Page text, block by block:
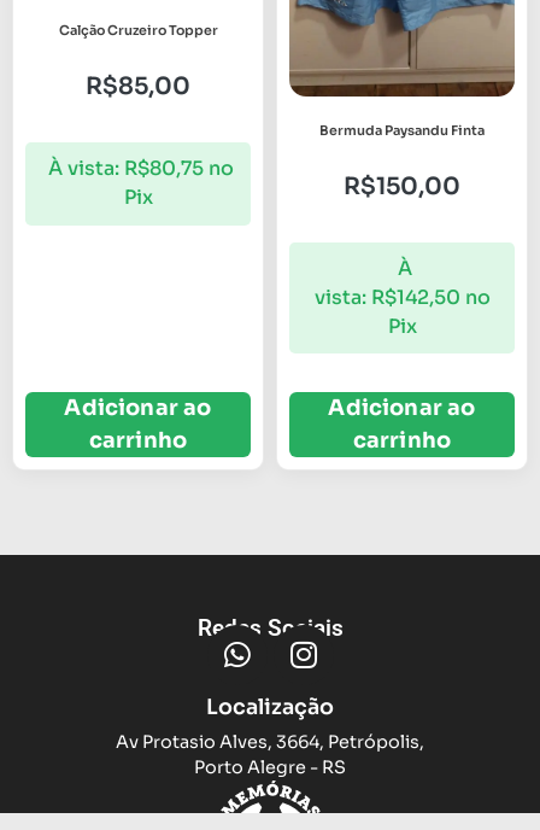
Calção Cruzeiro Topper
R$85,00
À vista: R$80,75 no
Pix
Adicionar ao
carrinho
Bermuda Paysandu Finta
R$150,00
À
vista: R$142,50 no
Pix
Adicionar ao
carrinho
Redes Sociais
Localização
Av Protasio Alves, 3664, Petrópolis,
Porto Alegre - RS